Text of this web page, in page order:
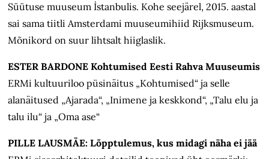
Süütuse muuseum İstanbulis. Kohe seejärel, 2015. aastal
sai sama tiitli Amsterdami muuseumihiid Rijksmuseum.
Mõnikord on suur lihtsalt hiiglaslik.
ESTER BARDONE Kohtumised Eesti Rahva Muuseumis
ERMi kultuuriloo püsinäitus „Kohtumised“ ja selle
alanäitused „Ajarada“, „Inimene ja keskkond“, „Talu elu ja
talu ilu“ ja „Oma ase“
PILLE LAUSMÄE: Lõpptulemus, kus midagi näha ei jää